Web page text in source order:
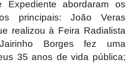
Expediente abordaram os
principais: João Veras
realizou à Feira Radialista
Borges fez uma
35 anos de vida pública;